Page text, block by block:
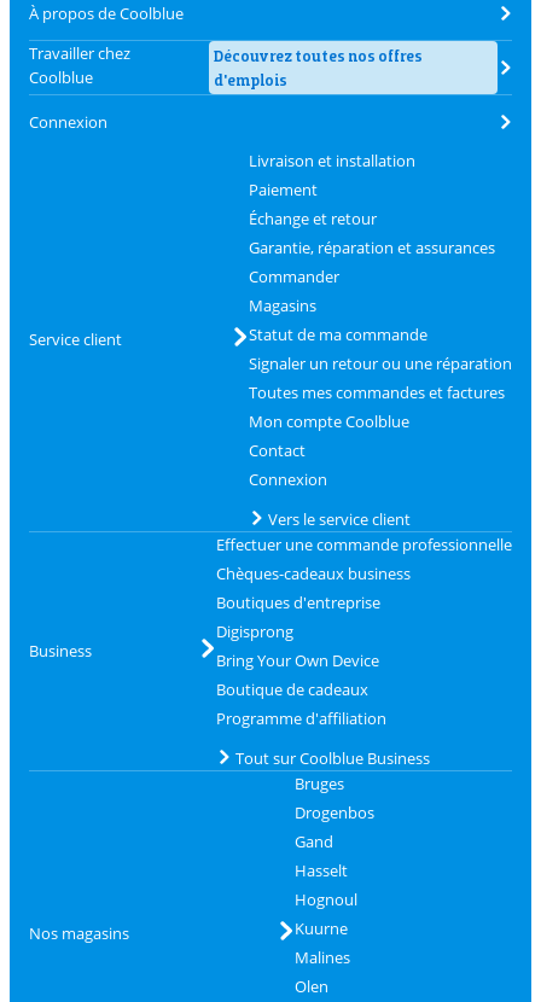
À propos de Coolblue
Travailler chez
Coolblue
Découvrez toutes nos offres
d'emplois
Connexion
Service client
Livraison et installation
Paiement
Échange et retour
Garantie, réparation et assurances
Commander
Magasins
Statut de ma commande
Signaler un retour ou une réparation
Toutes mes commandes et factures
Mon compte Coolblue
Contact
Connexion
Vers le service client
Business
Effectuer une commande professionnelle
Chèques-cadeaux business
Boutiques d'entreprise
Digisprong
Bring Your Own Device
Boutique de cadeaux
Programme d'affiliation
Tout sur Coolblue Business
Nos magasins
Bruges
Drogenbos
Gand
Hasselt
Hognoul
Kuurne
Malines
Olen